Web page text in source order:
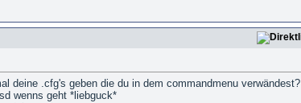
deine .cfg's geben die du in dem commandmenu verwändest?
wenns geht *liebguck*